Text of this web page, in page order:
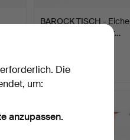
BAROCK TISCH - Eiche
mit später gefliester…
158 USD
Die
um:
anzupassen.